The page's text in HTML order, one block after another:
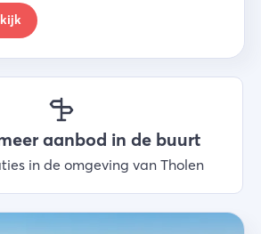
aanbod in de buurt
in de omgeving van Tholen